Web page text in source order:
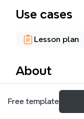
Use cases
Lesson plan
About
Шаблон
комплексный
Free template